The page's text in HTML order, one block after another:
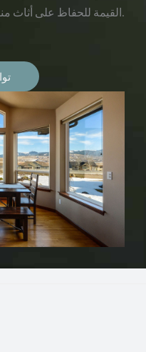
القيمة للحفاظ على أثاث منزلك بحالة جيدة وتجنب التلف.